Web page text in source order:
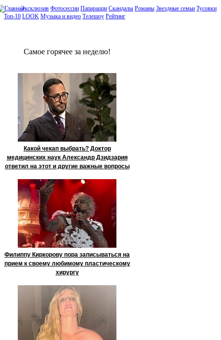
Эксклюзив Фотосессии Папарацци Скандалы Романы Звездные семьи Тусовки
Топ-10 LOOK Музыка и видео Телешоу Рейтинг
Сaмое гoрячее за неделю!
Какой чекап выбрать? Доктор
медицинских наук Александр Дзидзария
ответил на этот и другие важные вопросы
Филиппу Киркорову пора записываться на
прием к своему любимому пластическому
хирургу